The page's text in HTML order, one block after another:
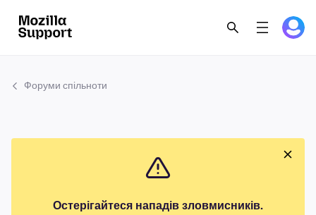
Форуми спільноти
Остерігайтеся нападів зловмисників.